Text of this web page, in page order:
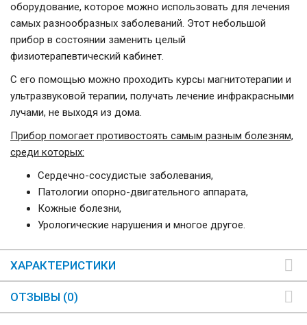
оборудование, которое можно использовать для лечения
самых разнообразных заболеваний. Этот небольшой
прибор в состоянии заменить целый
физиотерапевтический кабинет.
С его помощью можно проходить курсы магнитотерапии и
ультразвуковой терапии, получать лечение инфракрасными
лучами, не выходя из дома.
Прибор помогает противостоять самым разным болезням,
среди которых:
Сердечно-сосудистые заболевания,
Патологии опорно-двигательного аппарата,
Кожные болезни,
Урологические нарушения и многое другое.
ХАРАКТЕРИСТИКИ
ОТЗЫВЫ (0)